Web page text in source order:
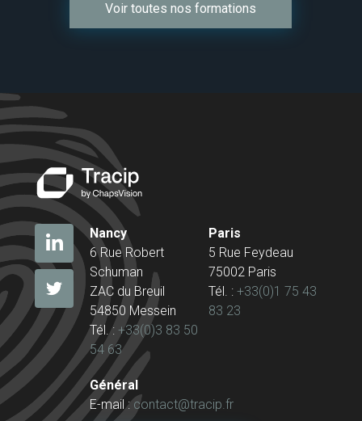
Voir toutes nos formations
Nancy
6 Rue Robert
Schuman
ZAC du Breuil
54850 Messein
Tél. : +33(0)3 83 50
54 63
Paris
5 Rue Feydeau
75002 Paris
Tél. : +33(0)1 75 43
83 23
Général
E-mail :contact@tracip.fr